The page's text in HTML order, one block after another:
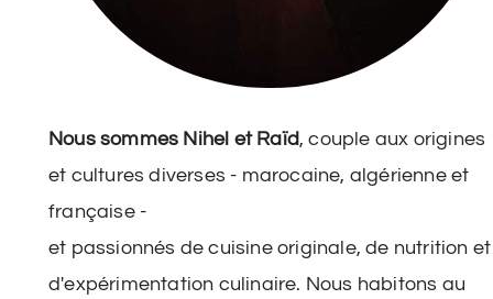
Nous sommes Nihel et Raïd, couple aux origines
et cultures diverses - marocaine, algérienne et
française -
et passionnés de cuisine originale, de nutrition et
d'expérimentation culinaire. Nous habitons au